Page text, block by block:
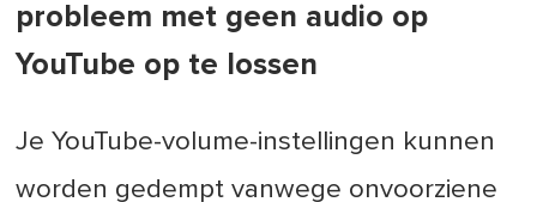
probleem met geen audio op
YouTube op te lossen
Je YouTube-volume-instellingen kunnen
worden gedempt vanwege onvoorziene